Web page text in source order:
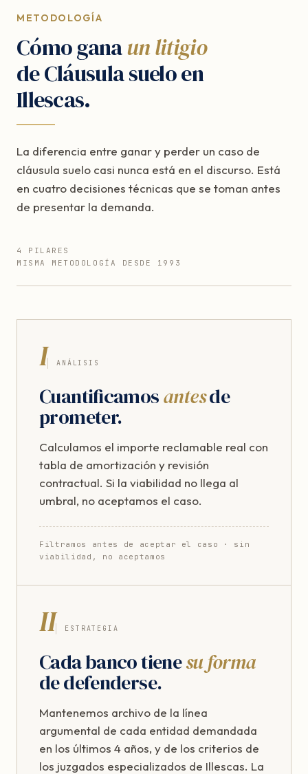
METODOLOGÍA
Cómo ganaun litigio
de Cláusula suelo en
Illescas.
La diferencia entre ganar y perder un caso de
cláusula suelo casi nunca está en el discurso. Está
en cuatro decisiones técnicas que se toman antes
de presentar la demanda.
4 PILARES
MISMA METODOLOGÍA DESDE 1993
I ANÁLISIS
Cuantificamosantesde
prometer.
Calculamos el importe reclamable real con
tabla de amortización y revisión
contractual. Si la viabilidad no llega al
umbral, no aceptamos el caso.
Filtramos antes de aceptar el caso · sin
viabilidad, no aceptamos
II ESTRATEGIA
Cada banco tienesu forma
de defenderse.
Mantenemos archivo de la línea
argumental de cada entidad demandada
en los últimos 4 años, y de los criterios de
los juzgados especializados de Illescas. La